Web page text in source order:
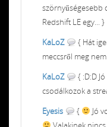
szörnyűségesebb
Redshift LE egy... }
KaLoZ
{ Hát
meccsről meg
KaLoZ
{ :D:D
csodálkozok a
Eyesis
{
Jó